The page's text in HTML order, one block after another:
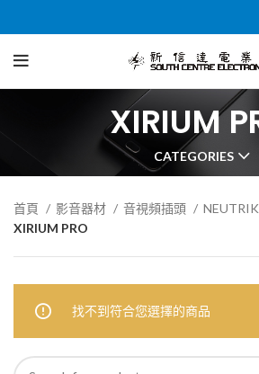
XIRIUM
CATEGORIES
首頁 影音器材 音視頻插頭 NEUTRIK
XIRIUM PRO
找不到符合您選擇的商品